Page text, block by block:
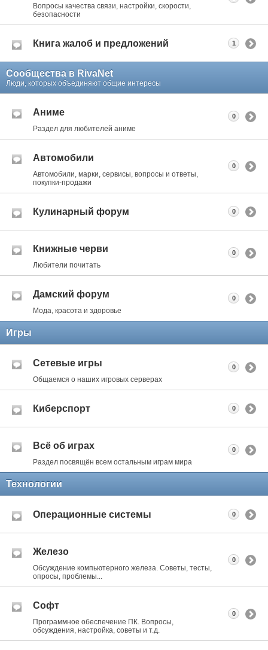
Вопросы качества связи, настройки, скорости,
безопасности
Книга жалоб и предложений 1
Сообщества в RivaNet
Люди, которых объединяют общие интересы
Аниме
Раздел для любителей аниме
0
Автомобили
Автомобили, марки, сервисы, вопросы и ответы,
покупки-продажи
0
Кулинарный форум 0
Книжные черви
Любители почитать
0
Дамский форум
Мода, красота и здоровье
0
Игры
Сетевые игры
Общаемся о наших игровых серверах
0
Киберспорт 0
Всё об играх
Раздел посвящён всем остальным играм мира
0
Технологии
Операционные системы 0
Железо
Обсуждение компьютерного железа. Советы, тесты,
опросы, проблемы...
0
Софт
Программное обеспечение ПК. Вопросы,
обсуждения, настройка, советы и т.д.
0